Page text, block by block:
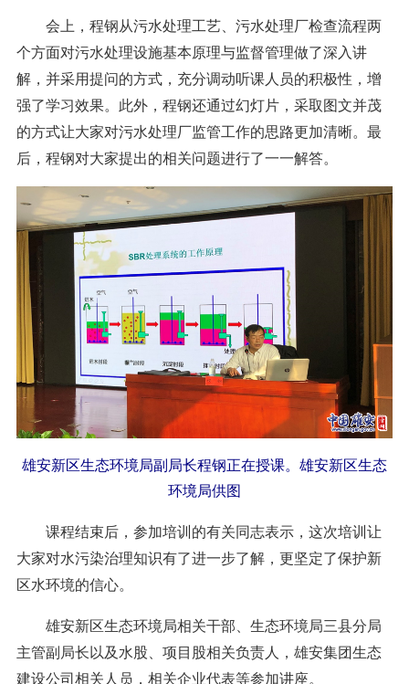
会上，程钢从污水处理工艺、污水处理厂检查流程两
个方面对污水处理设施基本原理与监督管理做了深入讲
解，并采用提问的方式，充分调动听课人员的积极性，增
强了学习效果。此外，程钢还通过幻灯片，采取图文并茂
的方式让大家对污水处理厂监管工作的思路更加清晰。最
后，程钢对大家提出的相关问题进行了一一解答。
雄安新区生态环境局副局长程钢正在授课。雄安新区生态
环境局供图
课程结束后，参加培训的有关同志表示，这次培训让
大家对水污染治理知识有了进一步了解，更坚定了保护新
区水环境的信心。
雄安新区生态环境局相关干部、生态环境局三县分局
主管副局长以及水股、项目股相关负责人，雄安集团生态
建设公司相关人员，相关企业代表等参加讲座。